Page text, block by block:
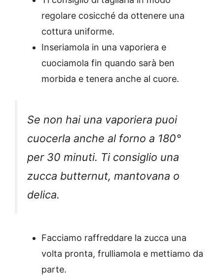
regolare cosicché da ottenere una
cottura uniforme.
Inseriamola in una vaporiera e
cuociamola fin quando sarà ben
morbida e tenera anche al cuore.
Se non hai una vaporiera puoi
cuocerla anche al forno a 180°
per 30 minuti. Ti consiglio una
zucca butternut, mantovana o
delica.
Facciamo raffreddare la zucca una
volta pronta, frulliamola e mettiamo da
parte.